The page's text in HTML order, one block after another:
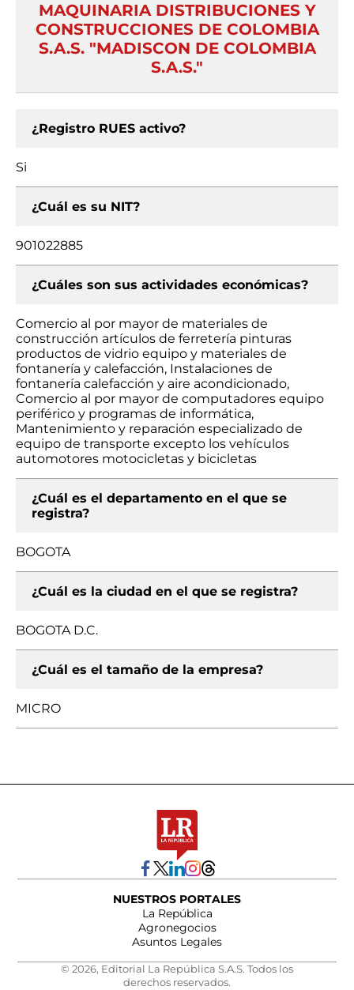
MAQUINARIA DISTRIBUCIONES Y
CONSTRUCCIONES DE COLOMBIA
S.A.S. "MADISCON DE COLOMBIA
S.A.S."
¿Registro RUES activo?
Si
¿Cuál es su NIT?
901022885
¿Cuáles son sus actividades económicas?
Comercio al por mayor de materiales de
construcción artículos de ferretería pinturas
productos de vidrio equipo y materiales de
fontanería y calefacción, Instalaciones de
fontanería calefacción y aire acondicionado,
Comercio al por mayor de computadores equipo
periférico y programas de informática,
Mantenimiento y reparación especializado de
equipo de transporte excepto los vehículos
automotores motocicletas y bicicletas
¿Cuál es el departamento en el que se
registra?
BOGOTA
¿Cuál es la ciudad en el que se registra?
BOGOTA D.C.
¿Cuál es el tamaño de la empresa?
MICRO
NUESTROS PORTALES
La República
Agronegocios
Asuntos Legales
© 2026, Editorial La República S.A.S. Todos los
derechos reservados.